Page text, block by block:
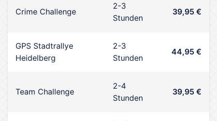
Crime Challenge
2-3
Stunden
39,95 €
GPS Stadtrallye
Heidelberg
2-3
Stunden
44,95 €
Team Challenge
2-4
Stunden
39,95 €